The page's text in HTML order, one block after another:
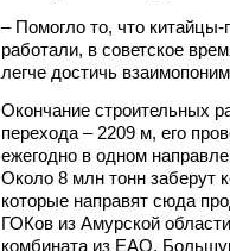
– Помогло то, что
работали, в советское
легче достичь
Окончание строительных
перехода – 2209 м, его
ежегодно в одном
Около 8 млн тонн заберут
которые направят сюда
ГОКов из Амурской
комбината из ЕАО.